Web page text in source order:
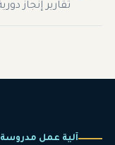
تقارير إنجاز
آلية عمل مدروسة